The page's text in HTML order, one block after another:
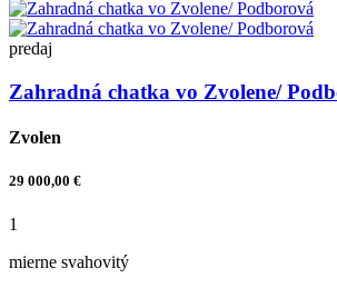
predaj
Zahradná chatka vo Zvolene/
Zvolen
29 000,00 €
1
mierne svahovitý